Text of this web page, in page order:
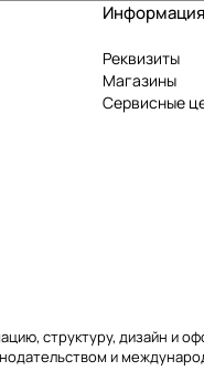
Информация
Реквизиты
Магазины
Сервисные
структуру, дизайн и
и